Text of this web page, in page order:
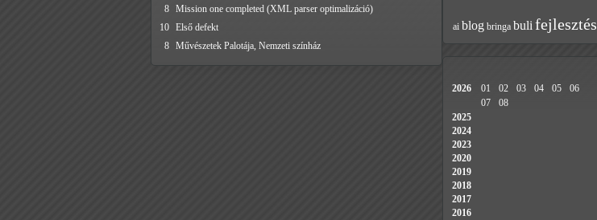
8 Mission one completed (XML parser optimalizáció)
10 Első defekt
8 Művészetek Palotája, Nemzeti színház
ai blog bringa buli fejlesztés
2026 01 02 03 04 05
06
07
08
2025
2024
2023
2020
2019
2018
2017
2016